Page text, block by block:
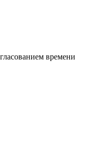
времени